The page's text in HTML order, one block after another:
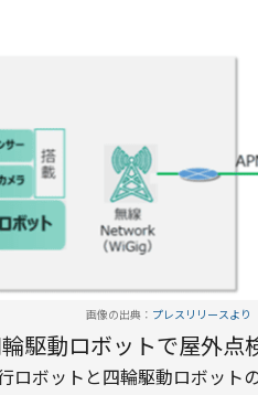
画像の出典： プレスリリースより
駆動ロボットで屋外点
ロボットと四輪駆動ロボット